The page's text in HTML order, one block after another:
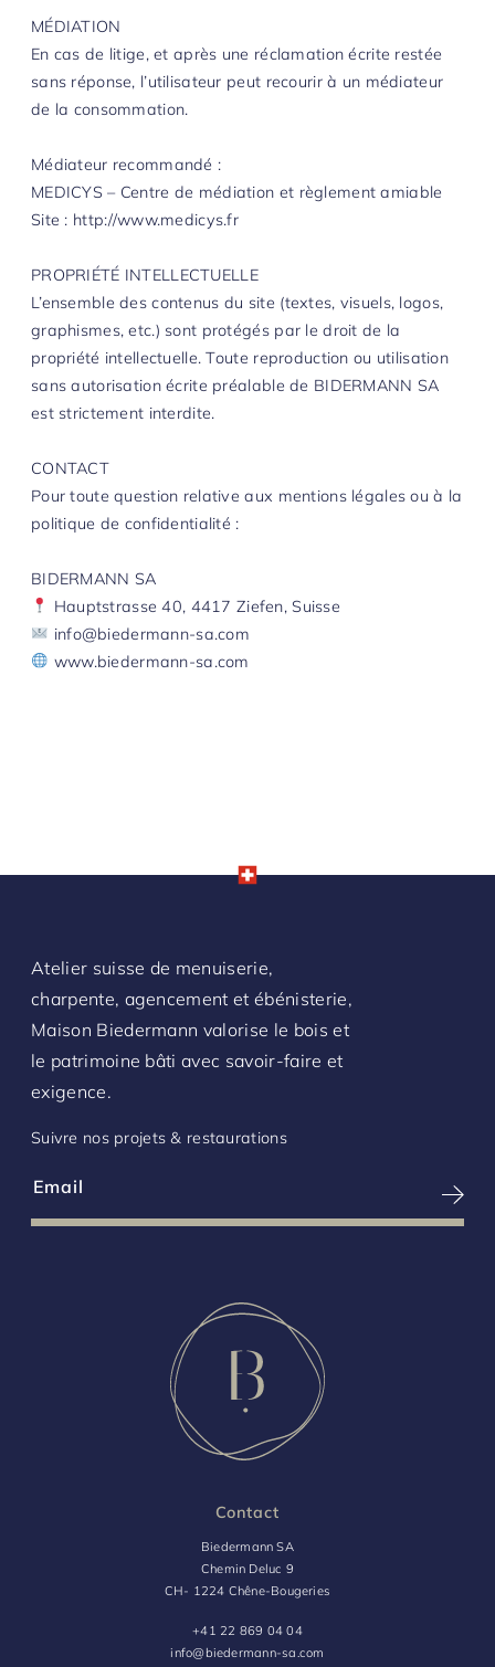
MÉDIATION
En cas de litige, et après une réclamation écrite restée
sans réponse, l’utilisateur peut recourir à un médiateur
de la consommation.
Médiateur recommandé :
MEDICYS – Centre de médiation et règlement amiable
Site : http://www.medicys.fr
PROPRIÉTÉ INTELLECTUELLE
L’ensemble des contenus du site (textes, visuels, logos,
graphismes, etc.) sont protégés par le droit de la
propriété intellectuelle. Toute reproduction ou utilisation
sans autorisation écrite préalable de BIDERMANN SA
est strictement interdite.
CONTACT
Pour toute question relative aux mentions légales ou à la
politique de confidentialité :
BIDERMANN SA
Hauptstrasse 40, 4417 Ziefen, Suisse
info@biedermann-sa.com
www.biedermann-sa.com
Atelier suisse de menuiserie,
charpente, agencement et ébénisterie,
Maison Biedermann valorise le bois et
le patrimoine bâti avec savoir-faire et
exigence.
Suivre nos projets & restaurations
Contact
Biedermann SA
Chemin Deluc 9
CH- 1224 Chêne-Bougeries
+41 22 869 04 04
info@biedermann-sa.com